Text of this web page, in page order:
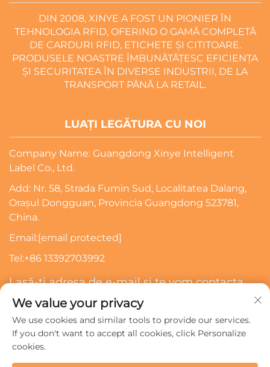
DIN 2008, XINYE A FOST UN PIONIER ÎN
TEHNOLOGIA RFID, OFERIND O GAMĂ COMPLETĂ
DE CARDURI RFID, ETICHETE ȘI CITITOARE.
PRODUSELE NOASTRE ÎMBUNĂTĂȚESC EFICIENȚA
ȘI SECURITATEA ÎN DIVERSE INDUSTRII, DE LA
TRANSPORT PÂNĂ LA RETAIL.
LUAȚI LEGĂTURA CU NOI
Company Name: Guangdong Xinye Intelligent
Label Co., Ltd.
Add: Nr. 58, Strada Fumin Sud, Localitatea Dalang,
Orașul Dongguan, Provincia Guangdong 523781,
China.
Email:[email protected]
Tel:+86 13392703992
Lasă-ți adresa de e-mail și te vom contacta
We value your privacy
We use cookies and similar tools to provide our services.
If you don't want to accept all cookies, click Personalize
cookies.